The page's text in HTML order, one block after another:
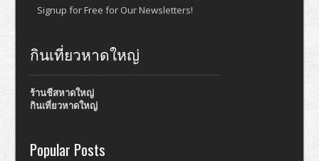
Signup for Free for Our Newsletters!
กินเที่ยวหาดใหญ่
ร้านชีสหาดใหญ่
กินเที่ยวหาดใหญ่
Popular Posts